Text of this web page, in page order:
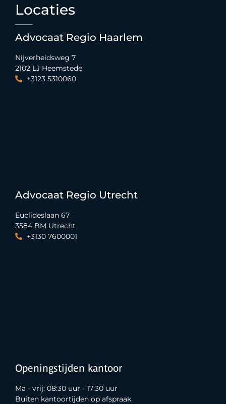
Locaties
Advocaat Regio Haarlem
Nijverheidsweg 7
2102 LJ Heemstede
+3123 5310060
Advocaat Regio Utrecht
Euclideslaan 67
3584 BM Utrecht
+3130 7600001
Openingstijden kantoor
Ma - vrij: 08:30 uur - 17:30 uur
Buiten kantoortijden op afspraak